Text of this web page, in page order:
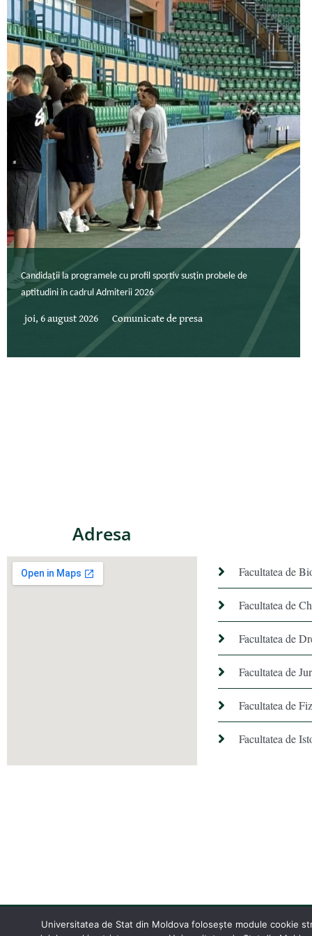
Candidații la programele cu profil sportiv susțin probele de
aptitudini în cadrul Admiterii 2026
joi, 6 august 2026 Comunicate de presa
Adresa
Facultatea de
Facultatea de
Facultatea de
Facultatea de
Facultatea de
Facultatea de
Universitatea de Stat din Moldova folosește module cookie